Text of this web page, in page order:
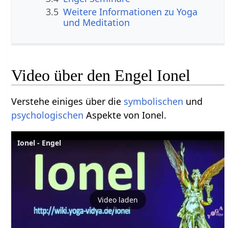
3.5 Weitere Informationen zu Yoga
und Meditation
Video über den Engel Ionel
Verstehe einiges über die symbolischen und
psychologischen Aspekte von Ionel.
Ionel - Engel
Video laden